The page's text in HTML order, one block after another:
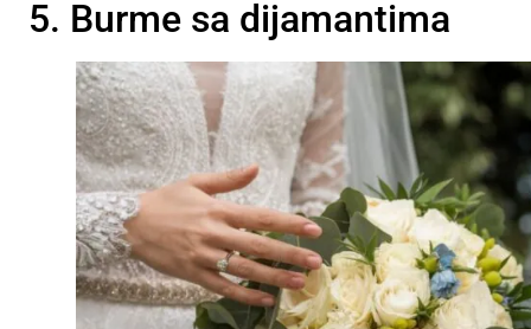
5. Burme sa dijamantima